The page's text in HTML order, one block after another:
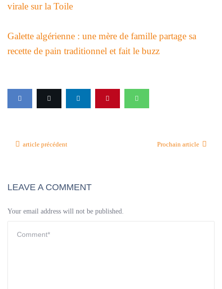
virale sur la Toile
Galette algérienne : une mère de famille partage sa
recette de pain traditionnel et fait le buzz
article précédent Prochain article
LEAVE A COMMENT
Your email address will not be published.